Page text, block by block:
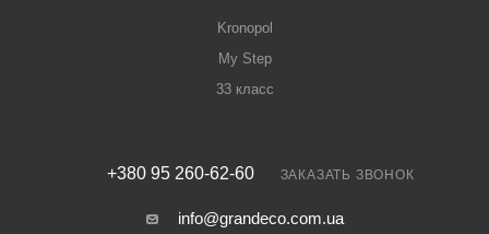
Kronopol
My Step
33 класс
+380 95 260-62-60 ЗАКАЗАТЬ ЗВОНОК
info@grandeco.com.ua